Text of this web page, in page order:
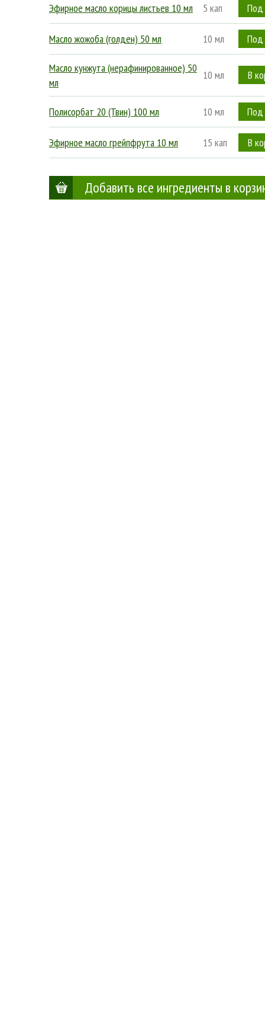
Эфирное масло корицы листьев 10 мл 5 кап
Масло жожоба (голден) 50 мл 10 мл
Масло кунжута (нерафинированное) 50
мл
10 мл
Полисорбат 20 (Твин) 100 мл 10 мл
Эфирное масло грейпфрута 10 мл 15 кап
Добавить все ингредиенты в